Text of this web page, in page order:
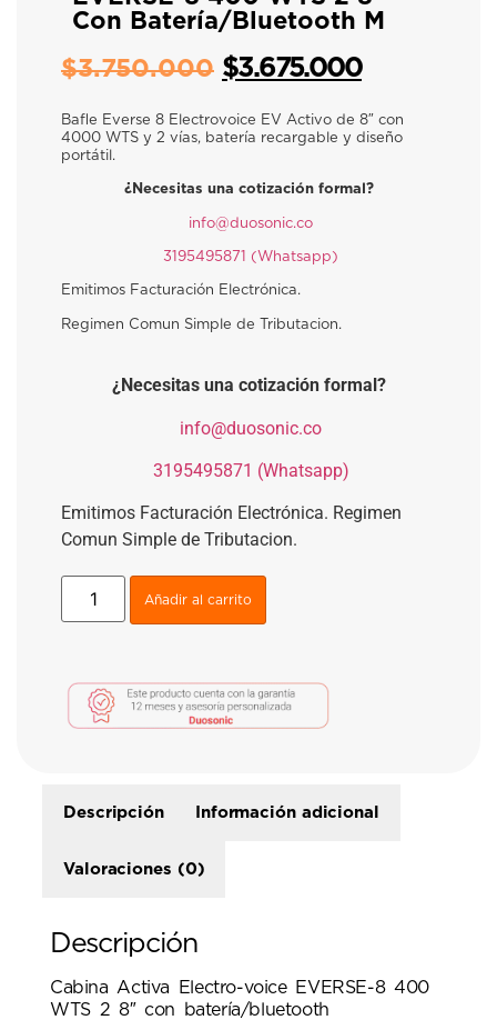
Con Batería/bluetooth M
$3.750.000 $3.675.000
Bafle Everse 8 Electrovoice EV Activo de 8″ con
4000 WTS y 2 vías, batería recargable y diseño
portátil.
¿Necesitas una cotización formal?
info@duosonic.co
3195495871 (Whatsapp)
Emitimos Facturación Electrónica.
Regimen Comun Simple de Tributacion.
¿Necesitas una cotización formal?
info@duosonic.co
3195495871 (Whatsapp)
Emitimos Facturación Electrónica. Regimen
Comun Simple de Tributacion.
Añadir al carrito
Descripción Información adicional
Valoraciones (0)
Descripción
Cabina Activa Electro-voice EVERSE-8 400
WTS 2 8″ con batería/bluetooth